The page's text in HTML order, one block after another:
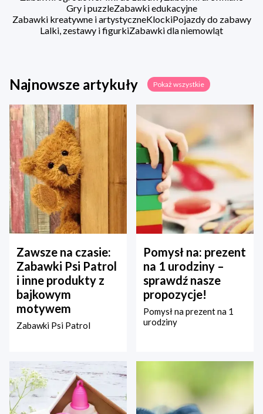
Gry i puzzleZabawki edukacyjne
Zabawki kreatywne i artystyczneKlockiPojazdy do zabawy
Lalki, zestawy i figurkiZabawki dla niemowląt
Najnowsze artykuły Pokaż wszystkie
Zawsze na czasie:
Zabawki Psi Patrol
i inne produkty z
bajkowym
motywem
Zabawki Psi Patrol
Pomysł na: prezent
na 1 urodziny –
sprawdź nasze
propozycje!
Pomysł na prezent na 1
urodziny